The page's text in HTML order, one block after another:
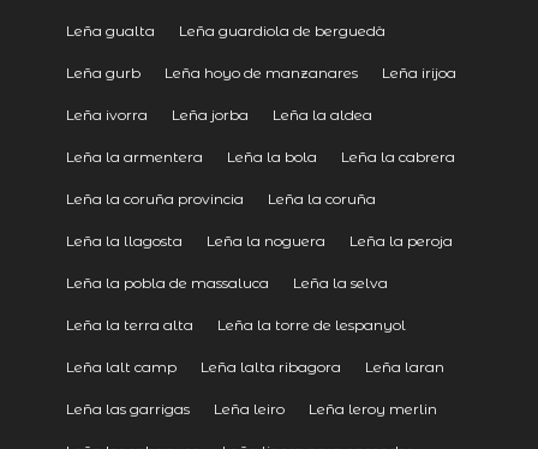
Leña gualta Leña guardiola de berguedà
Leña gurb Leña hoyo de manzanares Leña irijoa
Leña ivorra Leña jorba Leña la aldea
Leña la armentera Leña la bola Leña la cabrera
Leña la coruña provincia Leña la coruña
Leña la llagosta Leña la noguera Leña la peroja
Leña la pobla de massaluca Leña la selva
Leña la terra alta Leña la torre de lespanyol
Leña lalt camp Leña lalta ribagora Leña laran
Leña las garrigas Leña leiro Leña leroy merlin